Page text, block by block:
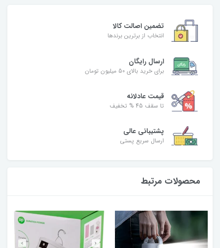
تضمین اصالت کالا
انتخاب از برترین برندها
ارسال رایگان
برای خرید بالای 50 میلیون تومان
قیمت عادلانه
تا سقف 45 % تخفیف
پشتیبانی عالی
ارسال سریع پستی
محصولات مرتبط